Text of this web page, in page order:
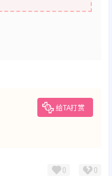
给TA打赏
0 0